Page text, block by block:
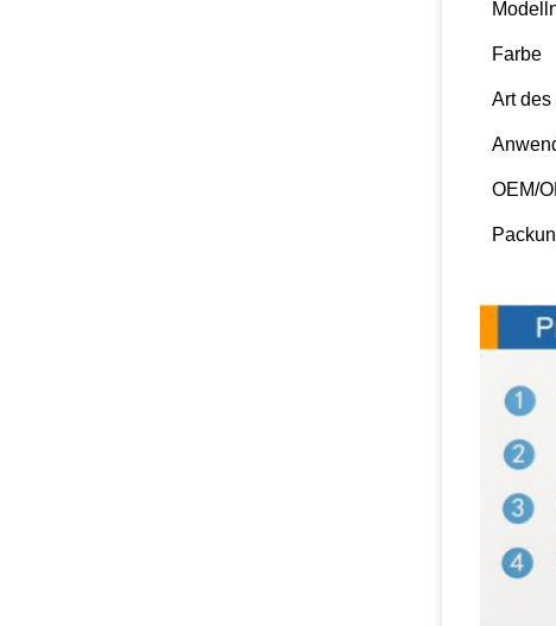
Farbe
Art des
OEM/